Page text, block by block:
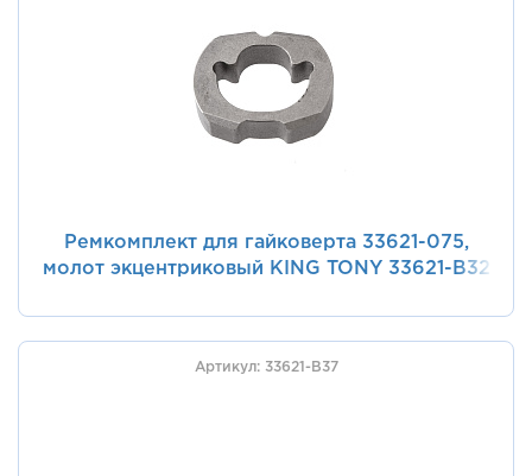
Ремкомплект для гайковерта 33621-075,
молот экцентриковый KING TONY 33621-B32
Артикул: 33621-B37